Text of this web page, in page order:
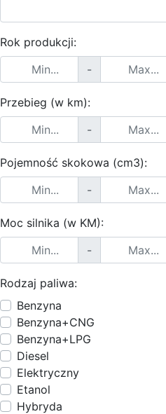
Rok produkcji:
-
Przebieg (w km):
-
Pojemność skokowa (cm3):
-
Moc silnika (w KM):
-
Rodzaj paliwa:
Benzyna
Benzyna+CNG
Benzyna+LPG
Diesel
Elektryczny
Etanol
Hybryda